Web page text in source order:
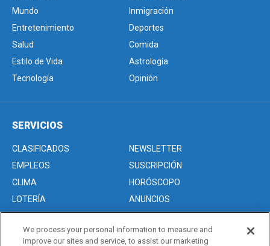
Mundo
Inmigración
Entretenimiento
Deportes
Salud
Comida
Estilo de Vida
Astrología
Tecnología
Opinión
SERVICIOS
CLASIFICADOS
NEWSLETTER
EMPLEOS
SUSCRIPCIÓN
CLIMA
HORÓSCOPO
LOTERÍA
ANUNCIOS
Acerca de nosotros
We process your personal information to measure and
improve our sites and service, to assist our marketing